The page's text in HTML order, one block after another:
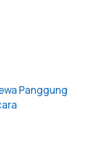
Panggung